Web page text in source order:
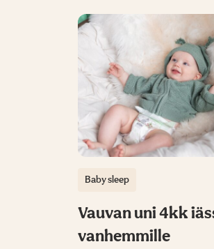
Baby sleep
Vauvan uni 4kk
vanhemmille